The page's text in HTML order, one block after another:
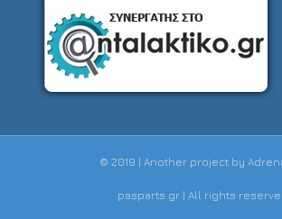
© 2019 | Another project by
pasparts.gr | All rights